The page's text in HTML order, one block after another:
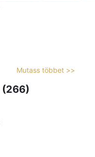
Mutass többet >>
(266)